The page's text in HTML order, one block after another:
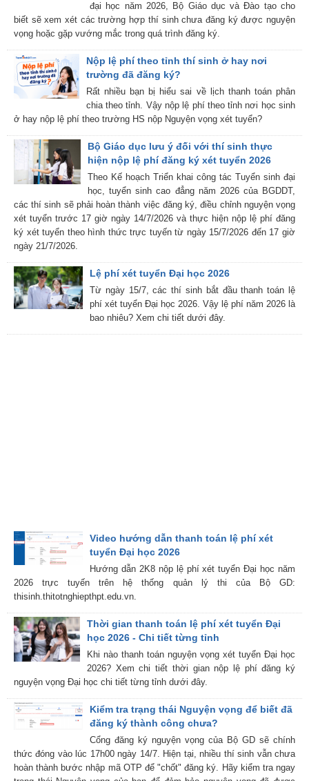
đại học năm 2026, Bộ Giáo dục và Đào tạo cho
biết sẽ xem xét các trường hợp thí sinh chưa đăng ký được nguyện
vọng hoặc gặp vướng mắc trong quá trình đăng ký.
Nộp lệ phí theo tỉnh thí sinh ở hay nơi
trường đã đăng ký?
Rất nhiều bạn bị hiểu sai về lịch thanh toán phân
chia theo tỉnh. Vậy nộp lệ phí theo tỉnh nơi học sinh
ở hay nộp lệ phí theo trường HS nộp Nguyện vọng xét tuyển?
Bộ Giáo dục lưu ý đối với thí sinh thực
hiện nộp lệ phí đăng ký xét tuyển 2026
Theo Kế hoạch Triển khai công tác Tuyển sinh đại
học, tuyển sinh cao đẳng năm 2026 của BGDDT,
các thí sinh sẽ phải hoàn thành việc đăng ký, điều chỉnh nguyện vọng
xét tuyển trước 17 giờ ngày 14/7/2026 và thực hiện nộp lệ phí đăng
ký xét tuyển theo hình thức trực tuyến từ ngày 15/7/2026 đến 17 giờ
ngày 21/7/2026.
Lệ phí xét tuyển Đại học 2026
Từ ngày 15/7, các thí sinh bắt đầu thanh toán lệ
phí xét tuyển Đại học 2026. Vậy lệ phí năm 2026 là
bao nhiêu? Xem chi tiết dưới đây.
Video hướng dẫn thanh toán lệ phí xét
tuyển Đại học 2026
Hướng dẫn 2K8 nộp lệ phí xét tuyển Đại học năm
2026 trực tuyến trên hệ thống quản lý thi của Bộ GD:
thisinh.thitotnghiepthpt.edu.vn.
Thời gian thanh toán lệ phí xét tuyển Đại
học 2026 - Chi tiết từng tỉnh
Khi nào thanh toán nguyện vọng xét tuyển Đại học
2026? Xem chi tiết thời gian nộp lệ phí đăng ký
nguyện vọng Đại học chi tiết từng tỉnh dưới đây.
Kiểm tra trạng thái Nguyện vọng để biết đã
đăng ký thành công chưa?
Cổng đăng ký nguyện vọng của Bộ GD sẽ chính
thức đóng vào lúc 17h00 ngày 14/7. Hiện tại, nhiều thí sinh vẫn chưa
hoàn thành bước nhập mã OTP để "chốt" đăng ký. Hãy kiểm tra ngay